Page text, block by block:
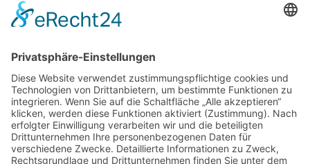
gehen:
GÄSTE ONLINE
Aktuell:2 Gäste
Rekord: 922 Gäste am 30. Mai 2026 @ 21:22
LETZTEMATCHES